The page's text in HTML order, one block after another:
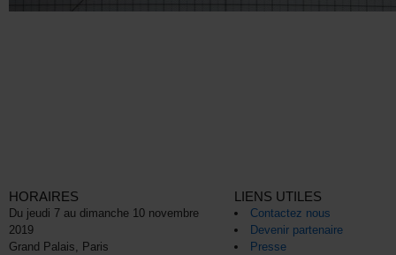
HORAIRES
Du jeudi 7 au dimanche 10 novembre
2019
Grand Palais, Paris
LIENS UTILES
Contactez nous
Devenir partenaire
Presse